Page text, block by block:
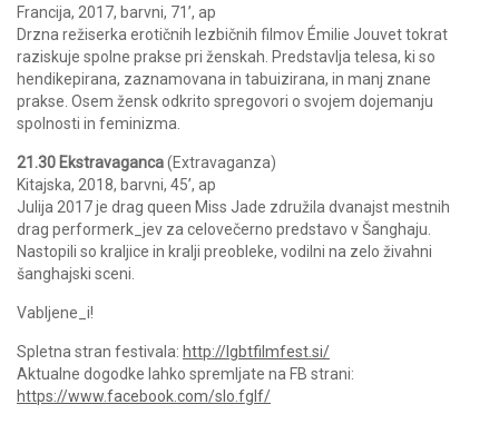
Francija, 2017, barvni, 71’, ap
Drzna režiserka erotičnih lezbičnih filmov Émilie Jouvet tokrat
raziskuje spolne prakse pri ženskah. Predstavlja telesa, ki so
hendikepirana, zaznamovana in tabuizirana, in manj znane
prakse. Osem žensk odkrito spregovori o svojem dojemanju
spolnosti in feminizma.
21.30 Ekstravaganca(Extravaganza)
Kitajska, 2018, barvni, 45’, ap
Julija 2017 je drag queen Miss Jade združila dvanajst mestnih
drag performerk_jev za celovečerno predstavo v Šanghaju.
Nastopili so kraljice in kralji preobleke, vodilni na zelo živahni
šanghajski sceni.
Vabljene_i!
Spletna stran festivala: http://lgbtfilmfest.si/
Aktualne dogodke lahko spremljate na FB strani:
https://www.facebook.com/slo.fglf/